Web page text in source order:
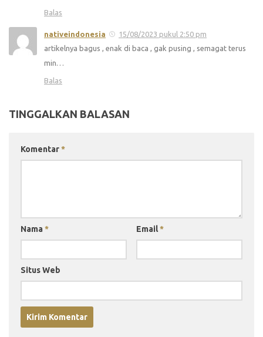
Balas
nativeindonesia
15/08/2023 pukul 2:50 pm
artikelnya bagus , enak di baca , gak pusing , semagat terus
min…
Balas
TINGGALKAN BALASAN
Komentar*
Nama * Email*
Situs Web